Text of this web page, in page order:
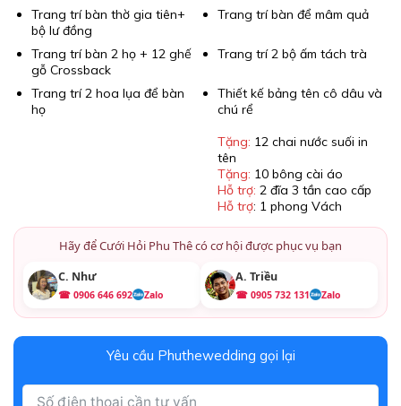
Trang trí bàn thờ gia tiên+
bộ lư đồng
Trang trí bàn để mâm quả
Trang trí bàn 2 họ + 12 ghế
gỗ Crossback
Trang trí 2 bộ ấm tách trà
Trang trí 2 hoa lụa để bàn
họ
Thiết kế bảng tên cô dâu và
chú rể
Tặng: 12 chai nước suối in
tên
Tặng: 10 bông cài áo
Hỗ trợ: 2 đĩa 3 tần cao cấp
Hỗ trợ: 1 phong Vách
Hãy để Cưới Hỏi Phu Thê có cơ hội được phục vụ bạn
C. Như
☎ 0906 646 692 Zalo
A. Triều
☎ 0905 732 131 Zalo
Yêu cầu Phuthewedding gọi lại